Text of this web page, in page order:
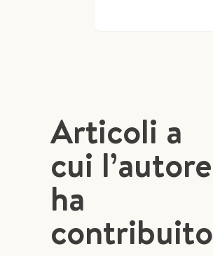
Articoli a
cui l’autore
ha
contribuito